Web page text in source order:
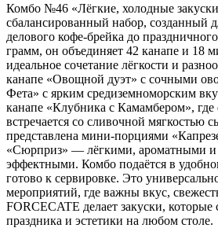
Комбо №46 «Лёгкие, холодные
сбалансированный набор, созданный
делового кофе-брейка до
грамм, он объединяет 42 канапе и 18
идеальное сочетание лёгкости и
канапе «Овощной дуэт» с сочными
Фета» с ярким средиземноморским
канапе «Клубника с Камамбером», где
встречается со сливочной мягкостью
представлена мини-порциями
«Сюрприз» — лёгкими, ароматными и
эффектными. Комбо подаётся в
готово к сервировке. Это
мероприятий, где важны вкус,
FORCECATE делает закуски, которые
праздника и эстетики на любом столе.